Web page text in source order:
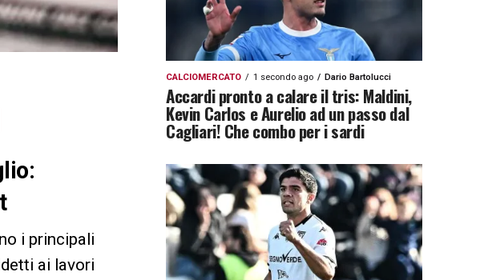
i principali
ai lavori
CALCIOMERCATO 1 secondo ago Dario Bartolucci
Accardi pronto a calare il tris: Maldini,
Kevin Carlos e Aurelio ad un passo dal
Cagliari! Che combo per i sardi